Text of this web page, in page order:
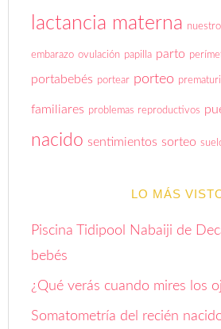
lactancia materna
embarazo ovulación papilla parto
portabebés portear porteo
familiares problemas reproductivos
nacido sentimientos sorteo
LO MÁS
Piscina Tidipool Nabaiji de
bebés
¿Qué verás cuando mires los
Somatometría del recién